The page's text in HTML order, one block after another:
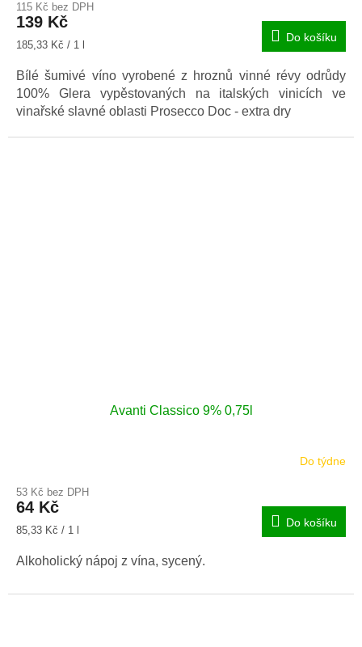
115 Kč bez DPH
139 Kč
Měrná
185,33 Kč / 1 l
Do košíku
Bílé šumivé víno vyrobené z hroznů vinné révy odrůdy
100% Glera vypěstovaných na italských vinicích ve
vinařské slavné oblasti Prosecco Doc - extra dry
Avanti Classico 9% 0,75l
Do týdne
53 Kč bez DPH
64 Kč
Měrná
85,33 Kč / 1 l
Do košíku
Alkoholický nápoj z vína, sycený.